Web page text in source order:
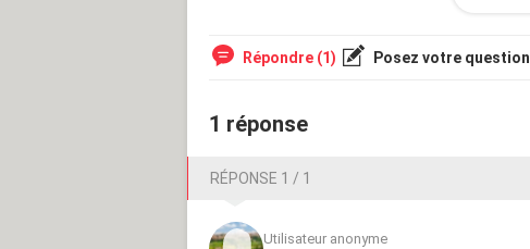
Répondre (1) Posez votre question
1 réponse
RÉPONSE 1 / 1
Utilisateur anonyme